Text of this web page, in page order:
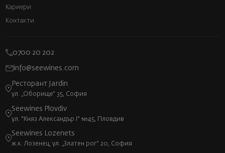
Кариери
Контакти
0700 20 202
info@seewines.com
Ресторант Jardin
ул. „Оборище“ 35, София
Seewines Plovdiv
ул. "Княз Александър I" №45, Пловдив
Seewines Lozenets
ж.к. Лозенец, ул. „Златен рог“ 20, София